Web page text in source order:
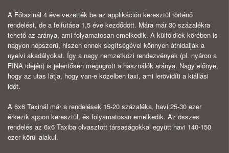
A Főtaxinál 4 éve vezették be az applikáción keresztül történő
rendelést, de a felfutása 1,5 éve kezdődött. Mára már 30 százalékra
tehető az aránya, ami folyamatosan emelkedik. A külföldiek körében is
nagyon népszerű, hiszen ennek segítségével könnyen áthidalják a
nyelvi akadályokat. Így a nagy nemzetközi rendezvények (pl. nyáron a
FINA idején) is jelentősen megugrott a használók aránya. Nagy előnye,
hogy az utas látja, hogy van-e közelben taxi, ami lerövidíti a kiállási
időt.
A 6x6 Taxinál már a rendelések 15-20 százaléka, havi 25-30 ezer
érkezik appon keresztül, és folyamatosan emelkedik. Az összes
rendelés az 6x6 Taxiba olvasztott társaságokkal együtt havi 140-150
ezer körül alakul.